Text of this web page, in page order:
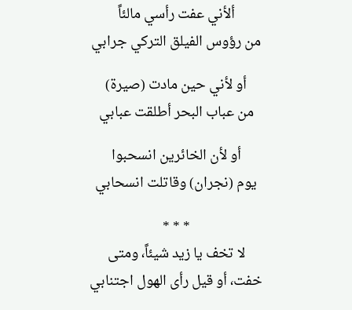
ألأني عفت رأسي مالئاً
من رؤوس الفيلق التركي جرابي
أو لأني حين مادت (صيرة)
من عباب البحر أطلقت عبابي
أو لأن الخائرين انسحبوا
يوم (نجران) وقاتلت انسحابي
* * *
لا تخف يا زيد شيئاً، ومتى
خفت، أو قيل رأى الهول اجتنابي